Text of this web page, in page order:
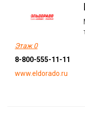
Этаж 0
8-800-555-11-11
www.eldorado.ru